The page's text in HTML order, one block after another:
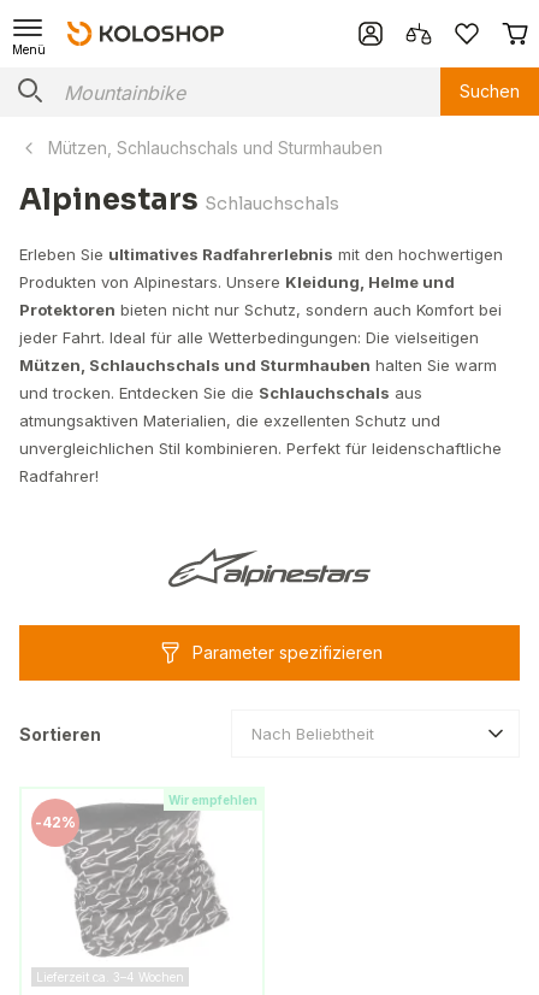
Menü
Suchen
Mützen, Schlauchschals und Sturmhauben
Alpinestars Schlauchschals
Erleben Sie ultimatives Radfahrerlebnis mit den hochwertigen
Produkten von Alpinestars. Unsere Kleidung, Helme und
Protektoren bieten nicht nur Schutz, sondern auch Komfort bei
jeder Fahrt. Ideal für alle Wetterbedingungen: Die vielseitigen
Mützen, Schlauchschals und Sturmhauben halten Sie warm
und trocken. Entdecken Sie die Schlauchschals aus
atmungsaktiven Materialien, die exzellenten Schutz und
unvergleichlichen Stil kombinieren. Perfekt für leidenschaftliche
Radfahrer!
Parameter spezifizieren
Sortieren Nach Beliebtheit
Wir empfehlen
-42%
Lieferzeit ca. 3–4 Wochen